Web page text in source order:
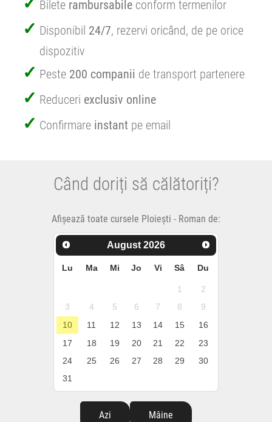
Bilete rambursabile conform termenilor
Disponibil 24/7, rezervi oricând, de pe orice
dispozitiv
Peste 200 companii de transport partenere
Reduceri exclusiv online
Confirmare instant pe email
Când doriți să călătoriți?
Afișează toate cursele Ploiești - Roman de:
August 2026
Lu Ma Mi Jo Vi Sâ Du
1
2
3
4 5 6 7 8
9
10
11 12 13 14 15
16
17
18 19 20 21 22
23
24
25 26 27 28 29
30
31
Azi Mâine